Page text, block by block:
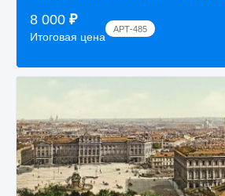
8 000 ₽
Итоговая цена
АРТ-485